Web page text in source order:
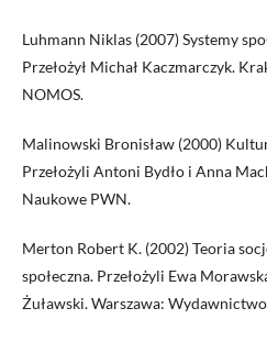
Luhmann Niklas (2007) Systemy
Przełożył Michał Kaczmarczyk.
NOMOS.
Malinowski Bronisław (2000)
Przełożyli Antoni Bydło i Anna
Naukowe PWN.
Merton Robert K. (2002) Teoria
społeczna. Przełożyli Ewa
Żuławski. Warszawa: